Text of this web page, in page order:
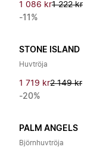
1 086 kr1 222 kr
-11%
STONE ISLAND
Huvtröja
1 719 kr2 149 kr
-20%
PALM ANGELS
Björnhuvtröja